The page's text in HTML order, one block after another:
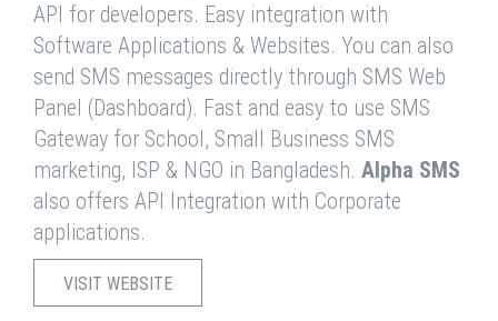
API for developers. Easy integration with
Software Applications & Websites. You can also
send SMS messages directly through SMS Web
Panel (Dashboard). Fast and easy to use SMS
Gateway for School, Small Business SMS
marketing, ISP & NGO in Bangladesh. Alpha SMS
also offers API Integration with Corporate
applications.
VISIT WEBSITE